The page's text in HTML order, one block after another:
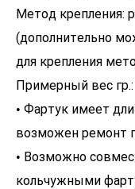
Метод крепления:
(дополнительно
для крепления
Примерный вес гр.:
• Фартук имеет
возможен ремонт
• Возможно
кольчужными